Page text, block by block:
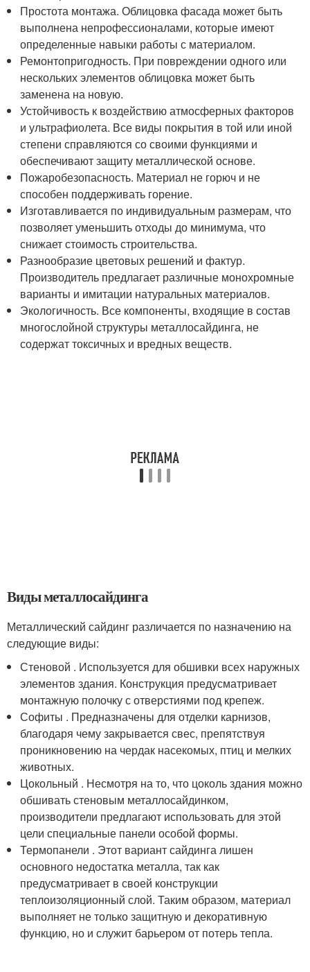
Простота монтажа. Облицовка фасада может быть
выполнена непрофессионалами, которые имеют
определенные навыки работы с материалом.
Ремонтопригодность. При повреждении одного или
нескольких элементов облицовка может быть
заменена на новую.
Устойчивость к воздействию атмосферных факторов
и ультрафиолета. Все виды покрытия в той или иной
степени справляются со своими функциями и
обеспечивают защиту металлической основе.
Пожаробезопасность. Материал не горюч и не
способен поддерживать горение.
Изготавливается по индивидуальным размерам, что
позволяет уменьшить отходы до минимума, что
снижает стоимость строительства.
Разнообразие цветовых решений и фактур.
Производитель предлагает различные монохромные
варианты и имитации натуральных материалов.
Экологичность. Все компоненты, входящие в состав
многослойной структуры металлосайдинга, не
содержат токсичных и вредных веществ.
Виды металлосайдинга
Металлический сайдинг различается по назначению на
следующие виды:
Стеновой . Используется для обшивки всех наружных
элементов здания. Конструкция предусматривает
монтажную полочку с отверстиями под крепеж.
Софиты . Предназначены для отделки карнизов,
благодаря чему закрывается свес, препятствуя
проникновению на чердак насекомых, птиц и мелких
животных.
Цокольный . Несмотря на то, что цоколь здания можно
обшивать стеновым металлосайдинком,
производители предлагают использовать для этой
цели специальные панели особой формы.
Термопанели . Этот вариант сайдинга лишен
основного недостатка металла, так как
предусматривает в своей конструкции
теплоизоляционный слой. Таким образом, материал
выполняет не только защитную и декоративную
функцию, но и служит барьером от потерь тепла.